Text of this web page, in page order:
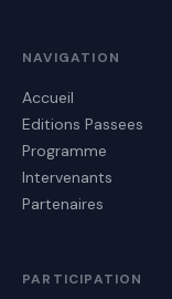
NAVIGATION
Accueil
Editions Passees
Programme
Intervenants
Partenaires
PARTICIPATION